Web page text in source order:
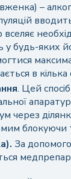
–
вселяє
будь-яких
в кілька
. Цей
через
блокуючи
За